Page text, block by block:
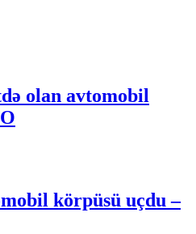
olan avtomobil
körpüsü uçdu –